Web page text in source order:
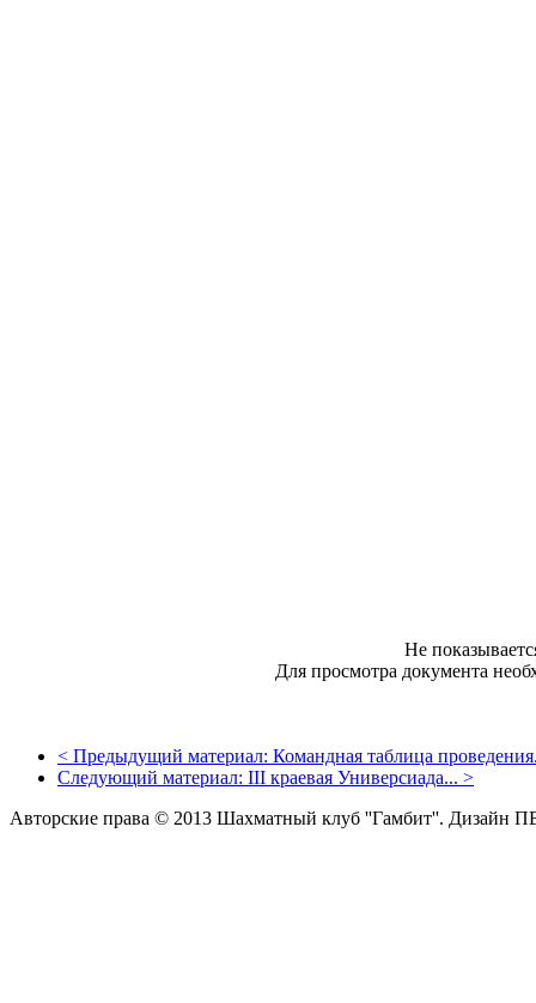
Не
Для просмотра документа
< Предыдущий материал: Командная таблица
Следующий материал: III краевая Универсиада... >
Авторские права © 2013 Шахматный клуб ''Гамбит''. Дизайн